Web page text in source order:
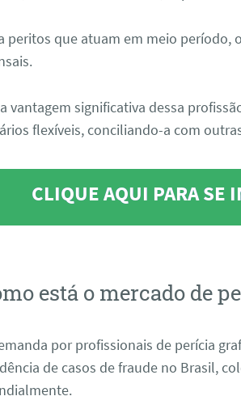
peritos que atuam em meio período,
vantagem significativa dessa
flexíveis, conciliando-a com
CLIQUE AQUI PARA SE
está o mercado de
por profissionais de perícia
de casos de fraude no Brasil,